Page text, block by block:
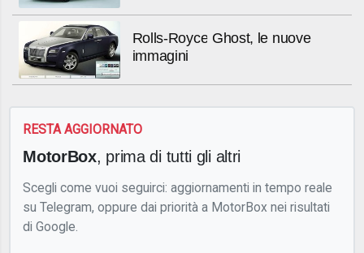
Rolls-Royce Ghost, le nuove
immagini
RESTA AGGIORNATO
MotorBox, prima di tutti gli altri
Scegli come vuoi seguirci: aggiornamenti in tempo reale
su Telegram, oppure dai priorità a MotorBox nei risultati
di Google.